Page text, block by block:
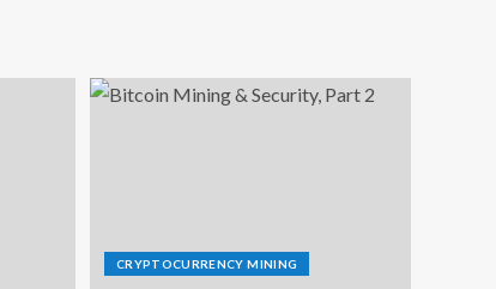
CRYPTOCURRENCY MINING